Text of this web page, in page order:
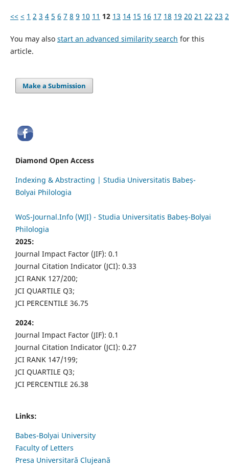
<< < 1 2 3 4 5 6 7 8 9 10 11 12 13 14 15 16 17 18 19 20 21 22 23
You may also start an advanced similarity search for this
article.
Make a Submission
Diamond Open Access
Indexing & Abstracting | Studia Universitatis Babeș-
Bolyai Philologia
WoS-Journal.Info (WJI) - Studia Universitatis Babeș-Bolyai
Philologia
2025:
Journal Impact Factor (JIF): 0.1
Journal Citation Indicator (JCI): 0.33
JCI RANK 127/200;
JCI QUARTILE Q3;
JCI PERCENTILE 36.75
2024:
Journal Impact Factor (JIF): 0.1
Journal Citation Indicator (JCI): 0.27
JCI RANK 147/199;
JCI QUARTILE Q3;
JCI PERCENTILE 26.38
Links:
Babes-Bolyai University
Faculty of Letters
Presa Universitară Clujeană